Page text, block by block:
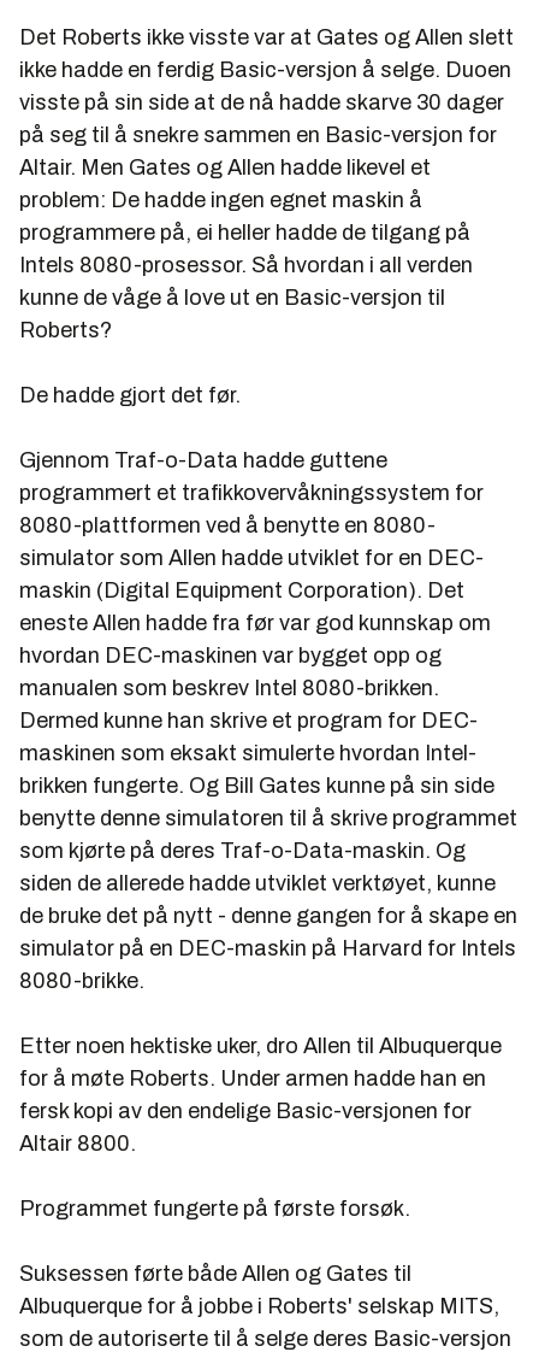
Det Roberts ikke visste var at Gates og Allen slett
ikke hadde en ferdig Basic-versjon å selge. Duoen
visste på sin side at de nå hadde skarve 30 dager
på seg til å snekre sammen en Basic-versjon for
Altair. Men Gates og Allen hadde likevel et
problem: De hadde ingen egnet maskin å
programmere på, ei heller hadde de tilgang på
Intels 8080-prosessor. Så hvordan i all verden
kunne de våge å love ut en Basic-versjon til
Roberts?
De hadde gjort det før.
Gjennom Traf-o-Data hadde guttene
programmert et trafikkovervåkningssystem for
8080-plattformen ved å benytte en 8080-
simulator som Allen hadde utviklet for en DEC-
maskin (Digital Equipment Corporation). Det
eneste Allen hadde fra før var god kunnskap om
hvordan DEC-maskinen var bygget opp og
manualen som beskrev Intel 8080-brikken.
Dermed kunne han skrive et program for DEC-
maskinen som eksakt simulerte hvordan Intel-
brikken fungerte. Og Bill Gates kunne på sin side
benytte denne simulatoren til å skrive programmet
som kjørte på deres Traf-o-Data-maskin. Og
siden de allerede hadde utviklet verktøyet, kunne
de bruke det på nytt - denne gangen for å skape en
simulator på en DEC-maskin på Harvard for Intels
8080-brikke.
Etter noen hektiske uker, dro Allen til Albuquerque
for å møte Roberts. Under armen hadde han en
fersk kopi av den endelige Basic-versjonen for
Altair 8800.
Programmet fungerte på første forsøk.
Suksessen førte både Allen og Gates til
Albuquerque for å jobbe i Roberts' selskap MITS,
som de autoriserte til å selge deres Basic-versjon